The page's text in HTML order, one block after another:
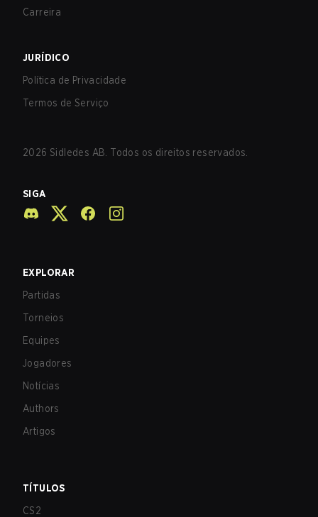
Carreira
JURÍDICO
Política de Privacidade
Termos de Serviço
2026 Sidledes AB. Todos os direitos reservados.
SIGA
EXPLORAR
Partidas
Torneios
Equipes
Jogadores
Notícias
Authors
Artigos
TÍTULOS
CS2